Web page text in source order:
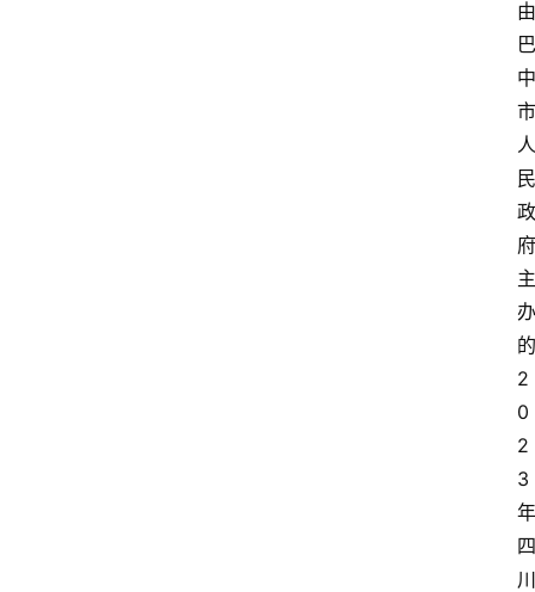
由
巴
中
市
人
民
政
府
主
办
的
2
0
2
3
年
四
川